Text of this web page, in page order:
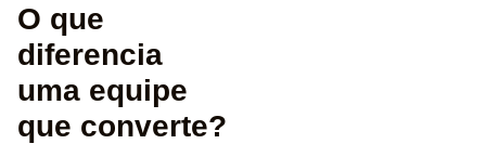
O que
diferencia
uma equipe
que converte?